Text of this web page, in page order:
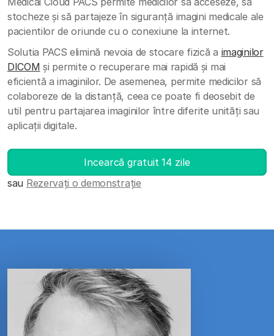
stocheze și să partajeze în siguranță imagini medicale ale
pacientilor de oriunde cu o conexiune la internet.
Solutia PACS elimină nevoia de stocare fizică a imaginilor
DICOM și permite o recuperare mai rapidă și mai
eficientă a imaginilor. De asemenea, permite medicilor să
colaboreze de la distanță, ceea ce poate fi deosebit de
util pentru partajarea imaginilor între diferite unități sau
aplicații digitale.
Incearcă gratuit 14 zile
sau Rezervați o demonstrație